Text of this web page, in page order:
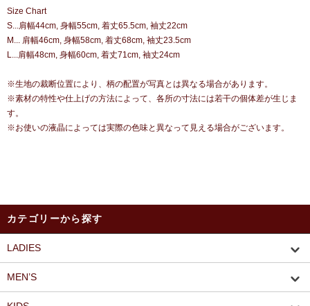
Size Chart
S...肩幅44cm, 身幅55cm, 着丈65.5cm, 袖丈22cm
M... 肩幅46cm, 身幅58cm, 着丈68cm, 袖丈23.5cm
L...肩幅48cm, 身幅60cm, 着丈71cm, 袖丈24cm
※生地の裁断位置により、柄の配置が写真とは異なる場合があります。
※素材の特性や仕上げの方法によって、各所の寸法には若干の個体差が生じま
す。
※お使いの液晶によっては実際の色味と異なって見える場合がございます。
カテゴリーから探す
LADIES
MEN’S